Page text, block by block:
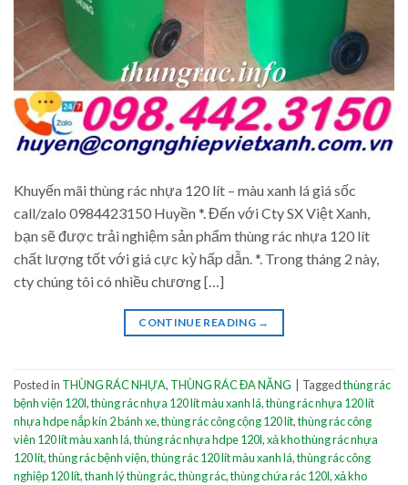
Khuyến mãi thùng rác nhựa 120 lít – màu xanh lá giá sốc
call/zalo 0984423150 Huyền *. Đến với Cty SX Việt Xanh,
bạn sẽ được trải nghiệm sản phẩm thùng rác nhựa 120 lít
chất lượng tốt với giá cực kỳ hấp dẫn. *. Trong tháng 2 này,
cty chúng tôi có nhiều chương […]
CONTINUE READING →
Posted in THÙNG RÁC NHỰA, THÙNG RÁC ĐA NĂNG Taggedthùng rác
bệnh viện 120l,thùng rác nhựa 120 lít màu xanh lá,thùng rác nhựa 120 lít
nhựa hdpe nắp kín 2 bánh xe,thùng rác công cộng 120 lít,thùng rác công
viên 120 lít màu xanh lá,thùng rác nhựa hdpe 120l,xả kho thùng rác nhựa
120 lít,thùng rác bệnh viện,thùng rác 120 lít màu xanh lá,thùng rác công
nghiệp 120 lít,thanh lý thùng rác,thùng rác,thùng chứa rác 120l,xả kho